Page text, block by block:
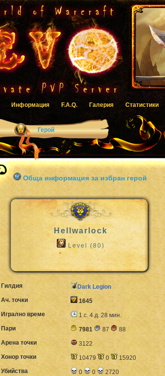
Информация F.A.Q. Галерия Статистики
Герой
Обща информация за избран герой
Hellwarlock
Level (80)
Гилдия
Dark Legion
Ач. точки
1645
Игрално време
1 с. 4 д. 28 мин.
Пари
7981 87
88
Арена точки
3122
Хонор точки
10479 0
15920
Убийства
0 0
2720